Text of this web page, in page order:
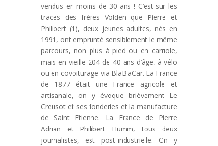
vendus en moins de 30 ans ! C’est sur les
traces des frères Volden que Pierre et
Philibert (1), deux jeunes adultes, nés en
1991, ont emprunté sensiblement le même
parcours, non plus à pied ou en carriole,
mais en vieille 204 de 40 ans d’âge, à vélo
ou en covoiturage via BlaBlaCar. La France
de 1877 était une France agricole et
artisanale, on y évoque brièvement Le
Creusot et ses fonderies et la manufacture
de Saint Etienne. La France de Pierre
Adrian et Philibert Humm, tous deux
journalistes, est post-industrielle. On y